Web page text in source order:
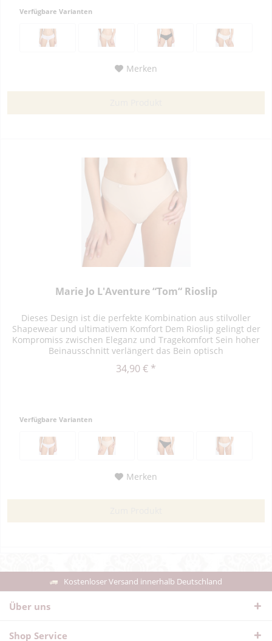
Verfügbare Varianten
Merken
Marie Jo L'Aventure “Tom“ Rioslip
Dieses Design ist die perfekte Kombination aus stilvoller
Shapewear und ultimativem Komfort Dem Rioslip gelingt der
Kompromiss zwischen Eleganz und Tragekomfort Sein hoher
Beinausschnitt verlängert das Bein optisch
34,90 € *
Verfügbare Varianten
Merken
Kostenloser Versand innerhalb Deutschland
Über uns
Shop Service